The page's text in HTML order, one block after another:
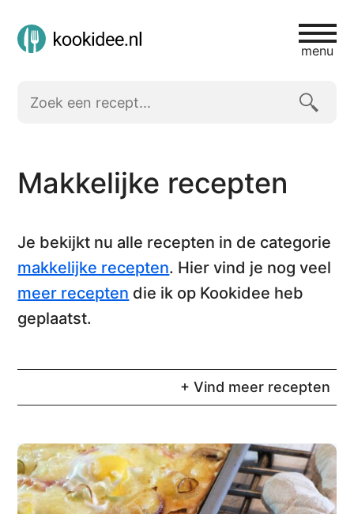
menu
Makkelijke recepten
Je bekijkt nu alle recepten in de categorie
makkelijke recepten. Hier vind je nog veel
meer recepten die ik op Kookidee heb
geplaatst.
+ Vind meer recepten